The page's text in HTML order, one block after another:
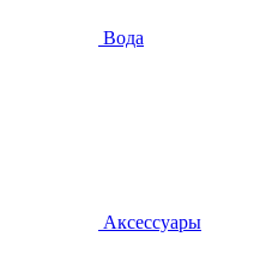
Вода
Аксессуары